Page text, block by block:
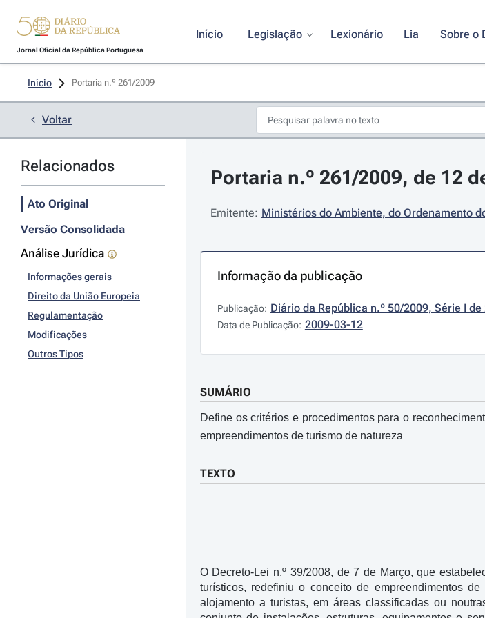
Jornal Oficial da República Portuguesa
Início Legislação Lexionário Lia Sobre o
Início Portaria n.º 261/2009
Voltar
Relacionados
Ato Original
Versão Consolidada
Análise Jurídica
Informações gerais
Direito da União Europeia
Regulamentação
Modificações
Outros Tipos
Portaria n.º 261/2009, de 12
Emitente: Ministérios do Ambiente, do Ordenamento
Informação da publicação
Publicação: Diário da República n.º 50/2009, Série I
Data de Publicação: 2009-03-12
SUMÁRIO
Define os critérios e procedimentos para o
empreendimentos de turismo de natureza
TEXTO
O Decreto-Lei n.º 39/2008, de 7 de Março, que
turísticos, redefiniu o conceito de empreendimentos
alojamento a turistas, em áreas classificadas ou